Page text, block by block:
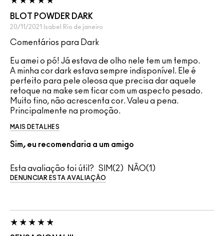
BLOT POWDER DARK
20/11/2021 Isabel Rio de janeiro
Comentários para Dark
Eu amei o pó! Já estava de olho nele tem um tempo.
A minha cor dark estava sempre indisponível. Ele é
perfeito para pele oleosa que precisa dar aquele
retoque na make sem ficar com um aspecto pesado.
Muito fino, não acrescenta cor. Valeu a pena.
Principalmente na promoção.
MAIS DETALHES
Sim, eu recomendaria a um amigo
Esta avaliação foi útil? 2 1
DENUNCIAR ESTA AVALIAÇÃO